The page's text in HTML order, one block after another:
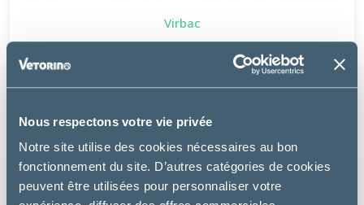
Nous respectons votre vie privée
Notre site utilise des cookies nécessaires au bon
fonctionnement du site. D’autres catégories de cookies
peuvent être utilisées pour personnaliser votre
Virbac
W2 - WEIGHT LOSS & CONTROL DOG
à partir de